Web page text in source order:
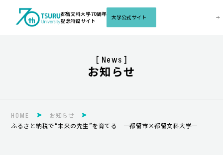
都留文科大学70周年
記念特設サイト
[ News ]
お知らせ
HOME
お知らせ
ふるさと納税で“未来の先生”を育てる —都留市×都留文科大学—